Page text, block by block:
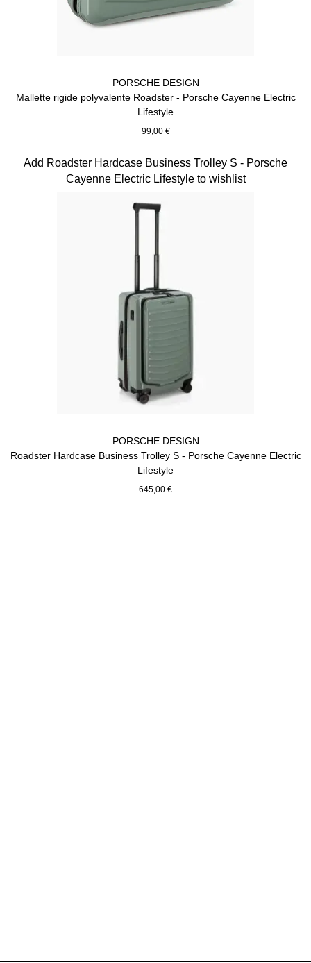
PORSCHE DESIGN
Mallette rigide polyvalente Roadster - Porsche Cayenne Electric
Lifestyle
99,00 €
PORSCHE DESIGN
Roadster Hardcase Business Trolley S - Porsche Cayenne Electric
Lifestyle
645,00 €
Add Roadster Hardcase Business Trolley S - Porsche
Cayenne Electric Lifestyle to wishlist
Diapositive 15 sur 15